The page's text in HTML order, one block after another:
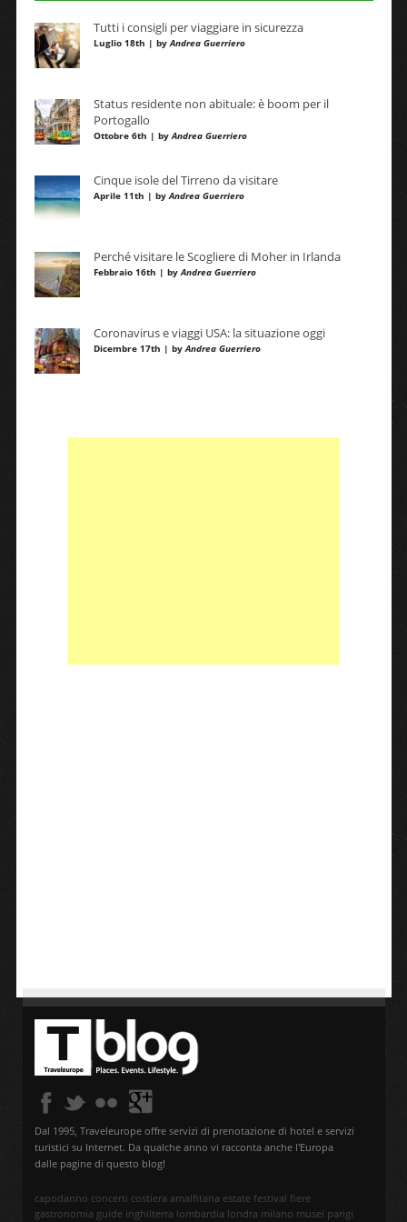
Tutti i consigli per viaggiare in sicurezza
Luglio 18th | byAndrea Guerriero
Status residente non abituale: è boom per il
Portogallo
Ottobre 6th | byAndrea Guerriero
Cinque isole del Tirreno da visitare
Aprile 11th | byAndrea Guerriero
Perché visitare le Scogliere di Moher in Irlanda
Febbraio 16th | byAndrea Guerriero
Coronavirus e viaggi USA: la situazione oggi
Dicembre 17th | byAndrea Guerriero
Dal 1995, Traveleurope offre servizi di prenotazione di hotel e servizi
turistici su Internet. Da qualche anno vi racconta anche l'Europa
dalle pagine di questo blog!
capodanno concerti costiera amalfitana estate festival fiere
gastronomia guide inghilterra lombardia londra milano musei parigi